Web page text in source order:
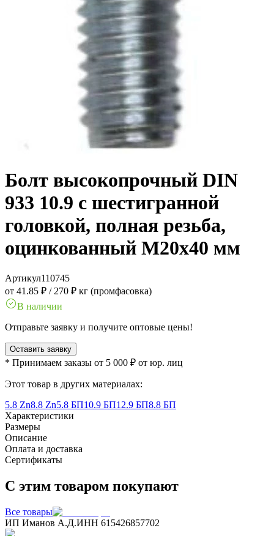
Болт высокопрочный DIN
933 10.9 с шестигранной
головкой, полная резьба,
оцинкованный M20x40 мм
Артикул110745
от 41.85 ₽ / 270 ₽ кг (промфасовка)
В наличии
Отправьте заявку и получите оптовые цены!
Оставить заявку
* Принимаем заказы от 5 000 ₽ от юр. лиц
Этот товар в других материалах:
5.8 Zn8.8 Zn5.8 БП10.9 БП12.9 БП8.8 БП
Характеристики
Размеры
Описание
Оплата и доставка
Сертификаты
С этим товаром покупают
Все товары
ИП Иманов А.Д.ИНН 615426857702